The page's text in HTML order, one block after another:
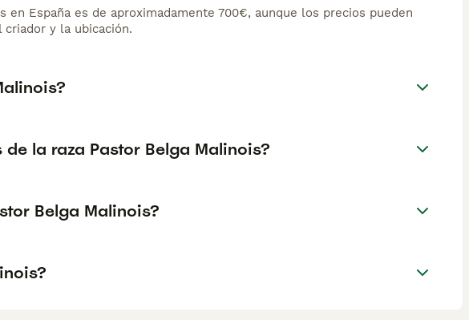
España es de aproximadamente 700€, aunque los precios pueden
y la ubicación.
la raza Pastor Belga Malinois?
Belga Malinois?